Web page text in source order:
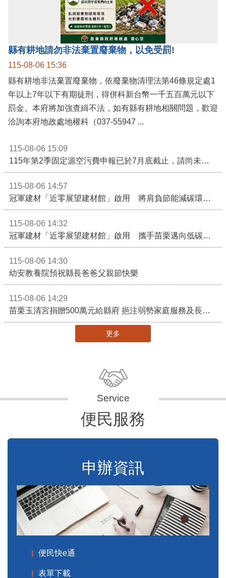
縣有耕地請勿非法棄置廢棄物，以免受罰!
115-08-06 15:36
縣有耕地非法棄置廢棄物，依廢棄物清理法第46條規定處1
年以上7年以下有期徒刑，得併科新台幣一千五百萬元以下
罰金。本府將加強查緝不法，如有縣有耕地相關問題，歡迎
115-08-06 15:09
115-08-06 14:57
115-08-06 14:32
115-08-06 14:30
幼安教養院預祝縣長爸爸父親節快樂
115-08-06 14:29
更多
便民服務
申辦資訊
便民快e通
表單下載